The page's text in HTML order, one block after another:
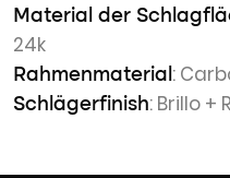
Material der
24k
Rahmenmaterial :
Schlägerfinish: Brillo +